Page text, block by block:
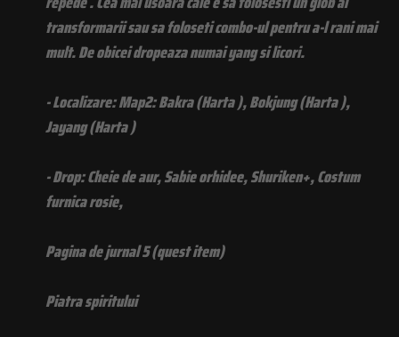
transformarii sau sa foloseti combo-ul pentru a-l rani mai
mult. De obicei dropeaza numai yang si licori.
- Localizare: Map2: Bakra (Harta ), Bokjung (Harta ),
Jayang (Harta )
- Drop: Cheie de aur, Sabie orhidee, Shuriken+, Costum
furnica rosie,
Pagina de jurnal 5 (quest item)
Piatra spiritului